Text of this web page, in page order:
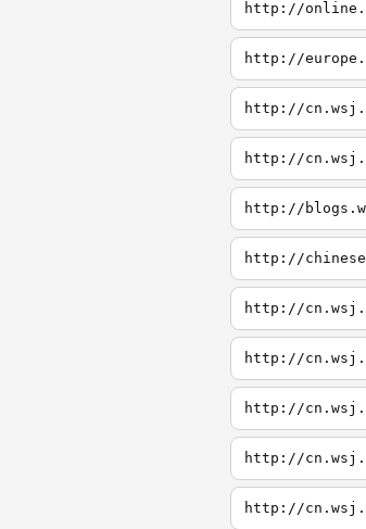
http://
http://
http://
http://
http://
http://
http://
http://
http://
http://
http://